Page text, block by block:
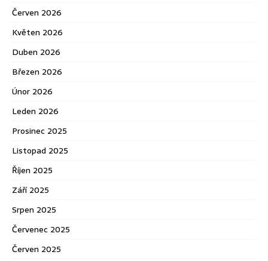
Červen 2026
Květen 2026
Duben 2026
Březen 2026
Únor 2026
Leden 2026
Prosinec 2025
Listopad 2025
Říjen 2025
Září 2025
Srpen 2025
Červenec 2025
Červen 2025